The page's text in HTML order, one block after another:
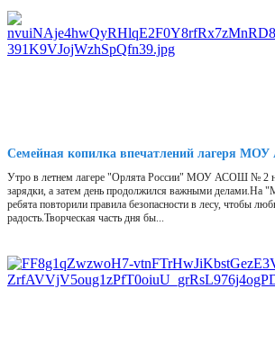
Семейная копилка впечатлений лагеря
Утро в летнем лагере "Орлята России" МОУ АСОШ № 2
зарядки, а затем день продолжился важными делами.На
ребята повторили правила безопасности в лесу, чтобы
радость.Творческая часть дня бы...